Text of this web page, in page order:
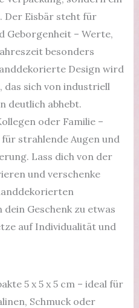
Der Eisbär steht für
Geborgenheit – Werte,
besonders
Design wird
das sich von industriell
deutlich abhebt.
oder Familie –
strahlende Augen und
Lass dich von der
und verschenke
dein Geschenk zu etwas
auf Individualität und
5 x 5 x 5 cm – ideal für
Schmuck oder